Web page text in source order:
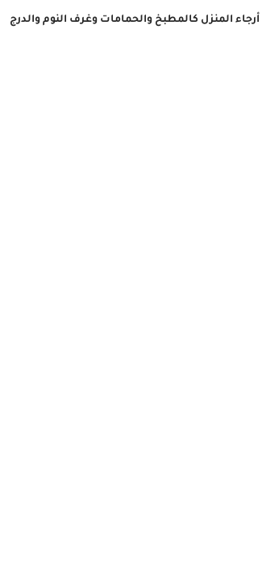
المنزل كالمطبخ والحمامات وغرف النوم والدرج